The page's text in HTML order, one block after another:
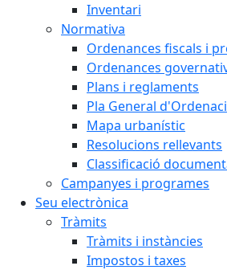
Inventari
Normativa
Ordenances fiscals i
Ordenances
Plans i reglaments
Pla General
Mapa urbanístic
Resolucions rellevants
Classificació
Campanyes i programes
Seu electrònica
Tràmits
Tràmits i instàncies
Impostos i taxes